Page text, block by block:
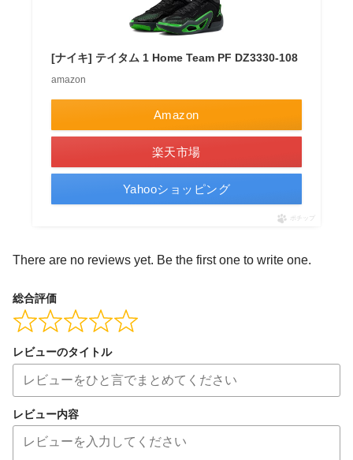
[ナイキ] テイタム 1 Home Team PF DZ3330-108
amazon
Amazon
楽天市場
Yahooショッピング
ポチップ
There are no reviews yet. Be the first one to write one.
総合評価
レビューのタイトル
レビュー内容